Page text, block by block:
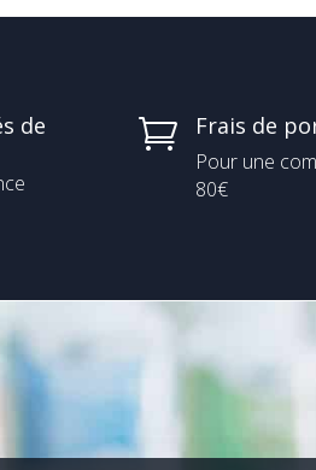
de  Frais de
Pour une
80€